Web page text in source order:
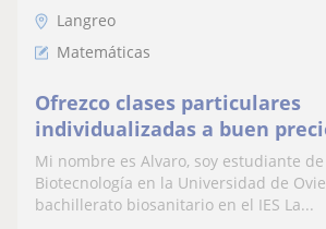
Langreo
Matemáticas
Ofrezco clases particulares
individualizadas a buen
Mi nombre es Alvaro, soy estudiante
Biotecnología en la Universidad de
bachillerato biosanitario en el IES La...